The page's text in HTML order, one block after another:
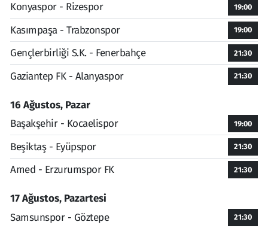
Konyaspor - Rizespor
19:00
Kasımpaşa - Trabzonspor 19:00
Gençlerbirliği S.K. - Fenerbahçe 21:30
Gaziantep FK - Alanyaspor 21:30
16 Ağustos, Pazar
Başakşehir - Kocaelispor
19:00
Beşiktaş - Eyüpspor 21:30
Amed - Erzurumspor FK 21:30
17 Ağustos, Pazartesi
Samsunspor - Göztepe
21:30